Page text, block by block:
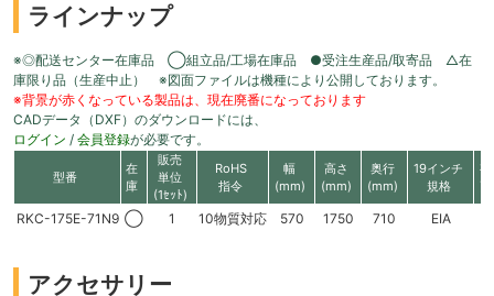
ラインナップ
※◎配送センター在庫品 ◯組立品/工場在庫品 ●受注生産品/取寄品 △在
庫限り品（生産中止） ※図面ファイルは機種により公開しております。
※背景が赤くなっている製品は、現在廃番になっております
CADデータ（DXF）のダウンロードには、
ログイン / 会員登録が必要です。
型番
在
庫
販売
単位
(1ｾｯﾄ)
RoHS
指令
幅
(mm)
高さ
(mm)
奥行
(mm)
19インチ
規格
有
高
RKC-175E-71N9 ◯ 1 10物質対応 570 1750 710 EIA
アクセサリー